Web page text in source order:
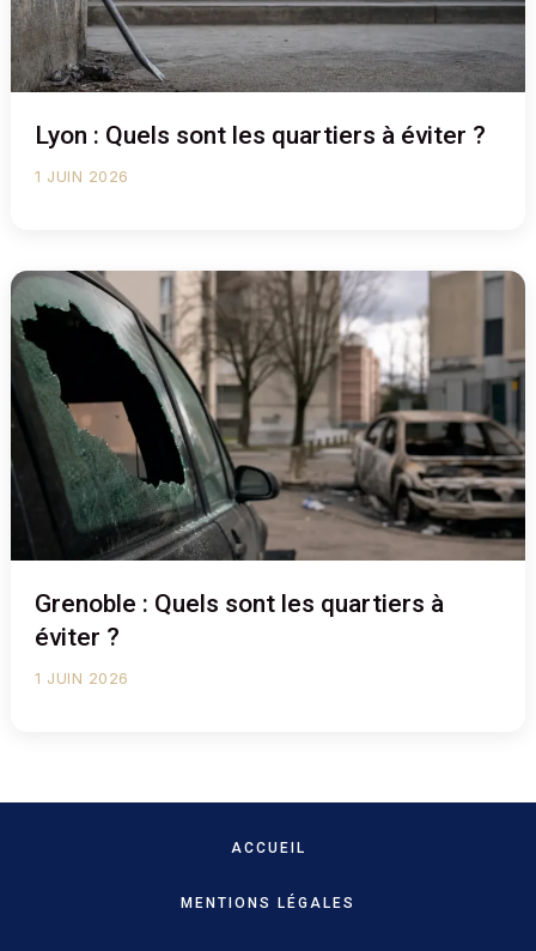
Lyon : Quels sont les quartiers à éviter ?
1 JUIN 2026
Grenoble : Quels sont les quartiers à
éviter ?
1 JUIN 2026
ACCUEIL
MENTIONS LÉGALES